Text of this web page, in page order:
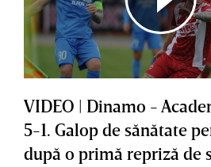
VIDEO | Dinamo -
5-1. Galop de sănătate
după o primă repriză de